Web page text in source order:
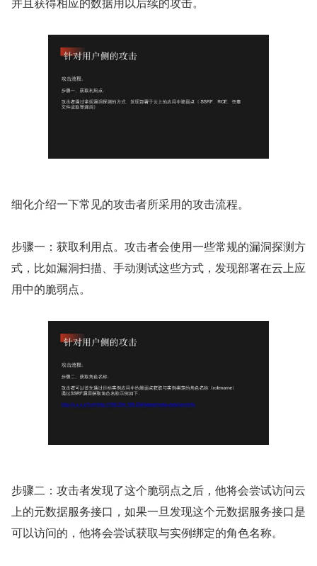
细化介绍一下常见的攻击者所采用的攻击流程。
步骤一：获取利用点。攻击者会使用一些常规的漏洞探测方
式，比如漏洞扫描、手动测试这些方式，发现部署在云上应
用中的脆弱点。
步骤二：攻击者发现了这个脆弱点之后，他将会尝试访问云
上的元数据服务接口，如果一旦发现这个元数据服务接口是
可以访问的，他将会尝试获取与实例绑定的角色名称。